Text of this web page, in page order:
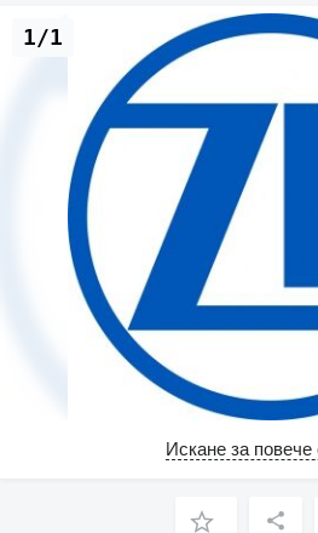
1/1
Искане за повече